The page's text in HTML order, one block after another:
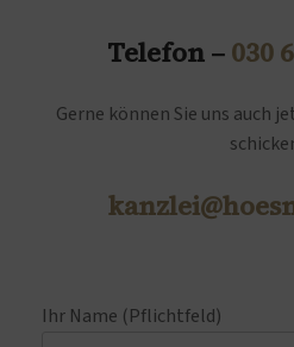
Telefon – 030
Gerne können Sie uns auch
Ihr Name (Pflichtfeld)